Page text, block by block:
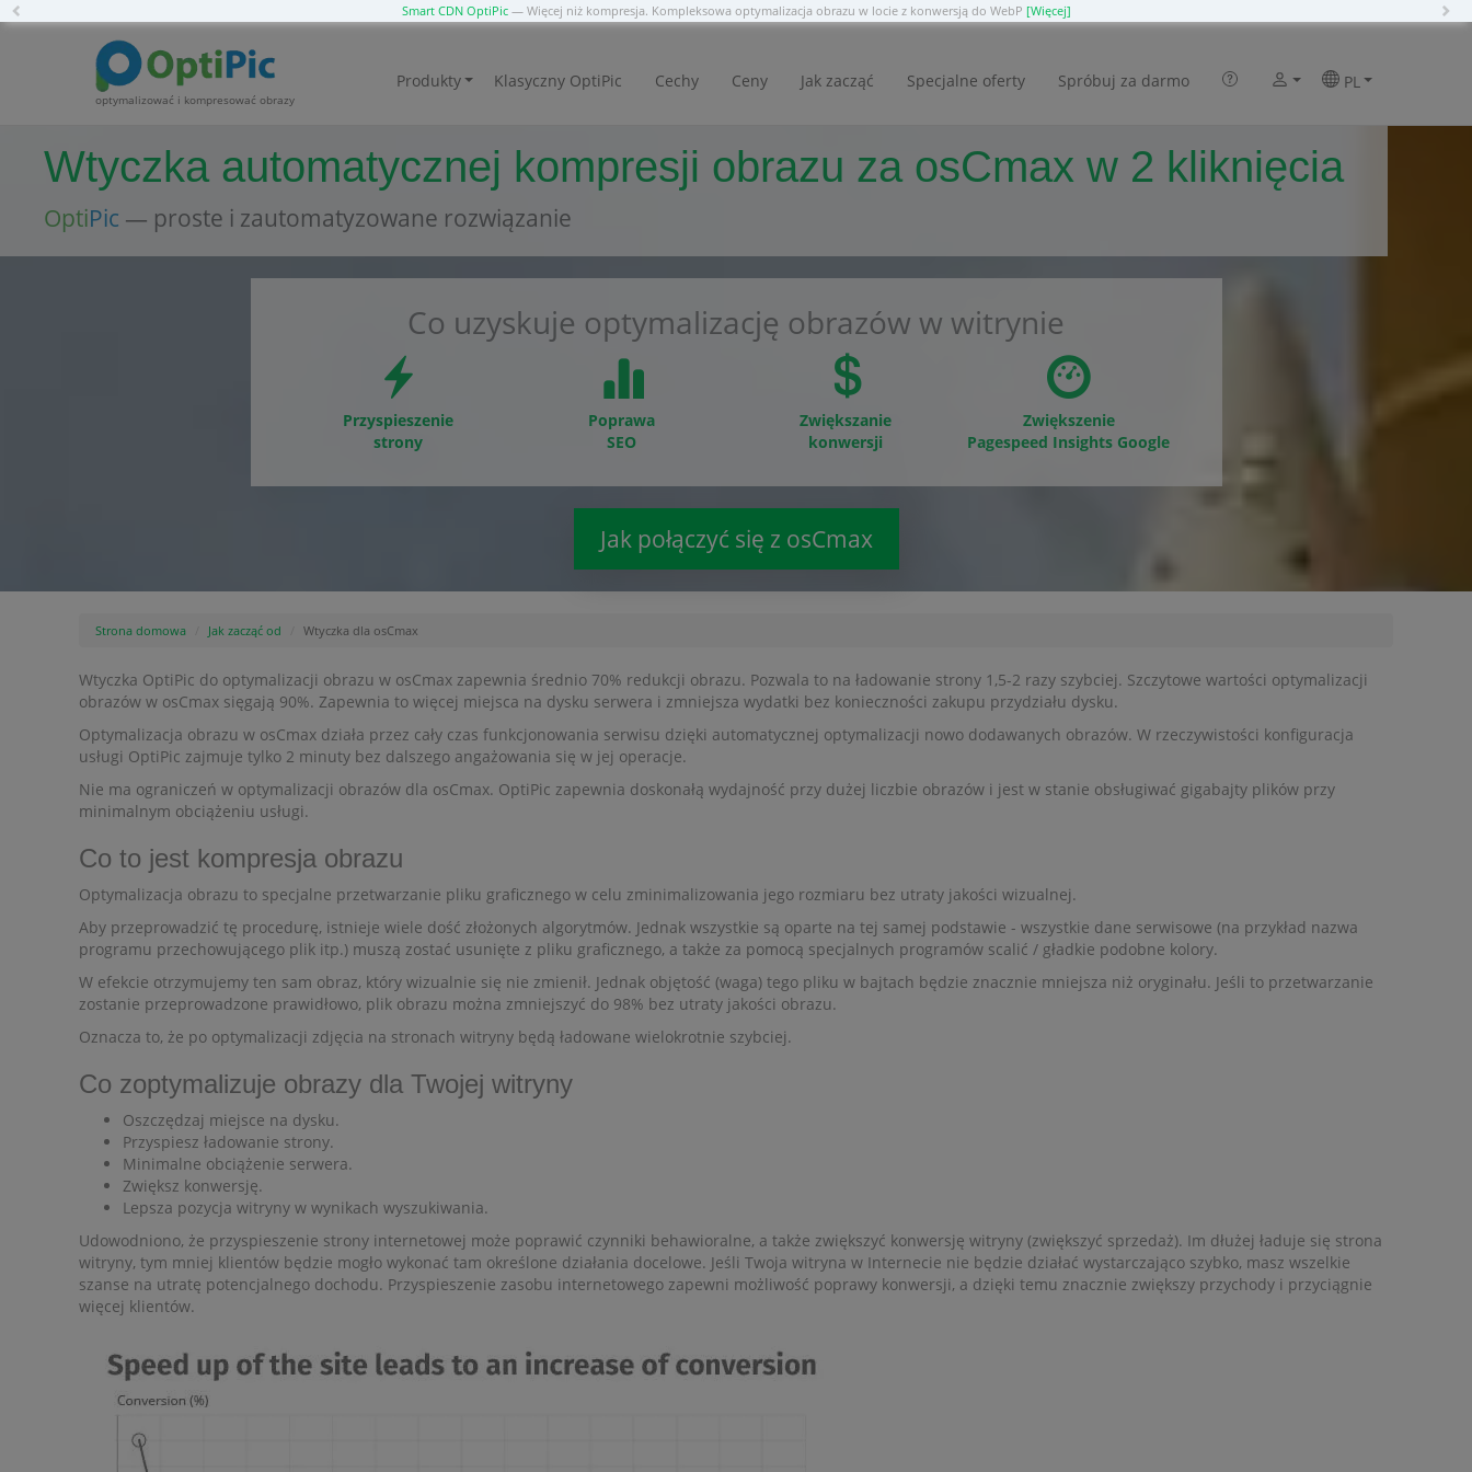
Smart CDN OptiPic— Więcej niż kompresja. Kompleksowa optymalizacja obrazu w locie z konwersją do WebP [Więcej]
optymalizować i kompresować obrazy
Produkty Klasyczny OptiPic Cechy Ceny Jak zacząć Specjalne oferty Spróbuj za darmo PL
Wtyczka automatycznej kompresji obrazu za osCmax w 2 kliknięcia
OptiPic — proste i zautomatyzowane rozwiązanie
Co uzyskuje optymalizację obrazów w witrynie
Przyspieszenie
strony
Poprawa
SEO
Zwiększanie
konwersji
Zwiększenie
Pagespeed Insights Google
Jak połączyć się z osCmax
Strona domowa Jak zacząć od Wtyczka dla osCmax
Wtyczka OptiPic do optymalizacji obrazu w osCmax zapewnia średnio 70% redukcji obrazu. Pozwala to na ładowanie strony 1,5-2 razy szybciej. Szczytowe wartości optymalizacji
obrazów w osCmax sięgają 90%. Zapewnia to więcej miejsca na dysku serwera i zmniejsza wydatki bez konieczności zakupu przydziału dysku.
Optymalizacja obrazu w osCmax działa przez cały czas funkcjonowania serwisu dzięki automatycznej optymalizacji nowo dodawanych obrazów. W rzeczywistości konfiguracja
usługi OptiPic zajmuje tylko 2 minuty bez dalszego angażowania się w jej operacje.
Nie ma ograniczeń w optymalizacji obrazów dla osCmax. OptiPic zapewnia doskonałą wydajność przy dużej liczbie obrazów i jest w stanie obsługiwać gigabajty plików przy
minimalnym obciążeniu usługi.
Co to jest kompresja obrazu
Optymalizacja obrazu to specjalne przetwarzanie pliku graficznego w celu zminimalizowania jego rozmiaru bez utraty jakości wizualnej.
Aby przeprowadzić tę procedurę, istnieje wiele dość złożonych algorytmów. Jednak wszystkie są oparte na tej samej podstawie - wszystkie dane serwisowe (na przykład nazwa
programu przechowującego plik itp.) muszą zostać usunięte z pliku graficznego, a także za pomocą specjalnych programów scalić / gładkie podobne kolory.
W efekcie otrzymujemy ten sam obraz, który wizualnie się nie zmienił. Jednak objętość (waga) tego pliku w bajtach będzie znacznie mniejsza niż oryginału. Jeśli to przetwarzanie
zostanie przeprowadzone prawidłowo, plik obrazu można zmniejszyć do 98% bez utraty jakości obrazu.
Oznacza to, że po optymalizacji zdjęcia na stronach witryny będą ładowane wielokrotnie szybciej.
Co zoptymalizuje obrazy dla Twojej witryny
Oszczędzaj miejsce na dysku.
Przyspiesz ładowanie strony.
Minimalne obciążenie serwera.
Zwiększ konwersję.
Lepsza pozycja witryny w wynikach wyszukiwania.
Udowodniono, że przyspieszenie strony internetowej może poprawić czynniki behawioralne, a także zwiększyć konwersję witryny (zwiększyć sprzedaż). Im dłużej ładuje się strona
witryny, tym mniej klientów będzie mogło wykonać tam określone działania docelowe. Jeśli Twoja witryna w Internecie nie będzie działać wystarczająco szybko, masz wszelkie
szanse na utratę potencjalnego dochodu. Przyspieszenie zasobu internetowego zapewni możliwość poprawy konwersji, a dzięki temu znacznie zwiększy przychody i przyciągnie
więcej klientów.